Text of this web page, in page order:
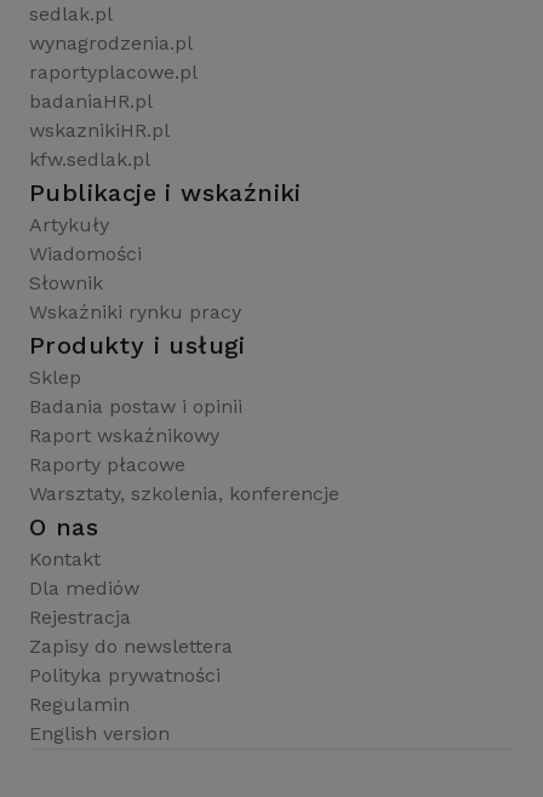
sedlak.pl
wynagrodzenia.pl
raportyplacowe.pl
badaniaHR.pl
wskaznikiHR.pl
kfw.sedlak.pl
Publikacje i wskaźniki
Artykuły
Wiadomości
Słownik
Wskaźniki rynku pracy
Produkty i usługi
Sklep
Badania postaw i opinii
Raport wskaźnikowy
Raporty płacowe
Warsztaty, szkolenia, konferencje
O nas
Kontakt
Dla mediów
Rejestracja
Zapisy do newslettera
Polityka prywatności
Regulamin
English version